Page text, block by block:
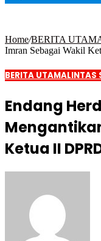
Home/BERITA
Imran Sebagai Wakil
BERITA UTAMALINTAS
Endang
Ketua II